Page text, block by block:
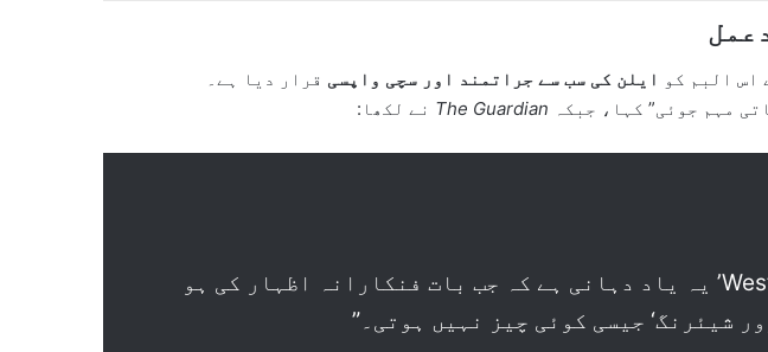
اس البم کو ایلن کی سب سے جراتمند اور سچی واپسی قرار دیا ہے۔
مہم جوئی” کہا، جبکہ The Guardian نے لکھا:
“ایلن کا ‘West End Girl’ یہ یاد دہانی ہے کہ جب بات فنکارانہ اظہار کی ہو
شیئرنگ‘ جیسی کوئی چیز نہیں ہوتی۔”